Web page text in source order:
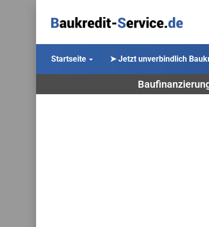
Startseite ➤ Jetzt unverbindlich